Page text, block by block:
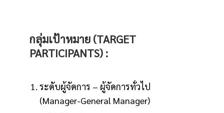
กลุ่มเป้าหมาย (TARGET
PARTICIPANTS) :
ระดับผู้จัดการ – ผู้จัดการทั่วไป
(Manager-General Manager)